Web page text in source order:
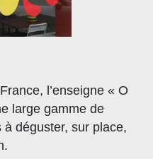
l’enseigne « O
large gamme de
déguster, sur place,